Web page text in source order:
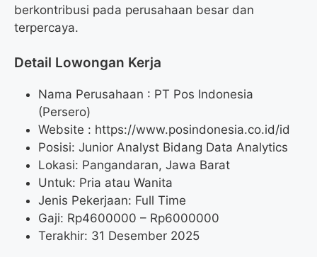
berkontribusi pada perusahaan besar dan
terpercaya.
Detail Lowongan Kerja
Nama Perusahaan : PT Pos Indonesia
(Persero)
Website : https://www.posindonesia.co.id/id
Posisi: Junior Analyst Bidang Data Analytics
Lokasi: Pangandaran, Jawa Barat
Untuk: Pria atau Wanita
Jenis Pekerjaan: Full Time
Gaji: Rp4600000 – Rp6000000
Terakhir: 31 Desember 2025